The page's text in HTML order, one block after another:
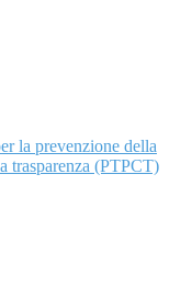
la prevenzione della
trasparenza (PTPCT)